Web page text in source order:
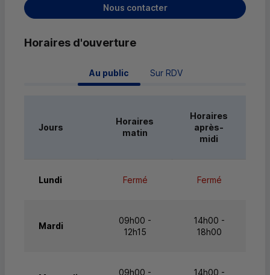
Nous contacter
Horaires d'ouverture
Au public Sur RDV
Jours
Horaires
matin
Horaires
après-
midi
Lundi Fermé Fermé
Mardi
09h00 -
12h15
14h00 -
18h00
09h00 -
14h00 -